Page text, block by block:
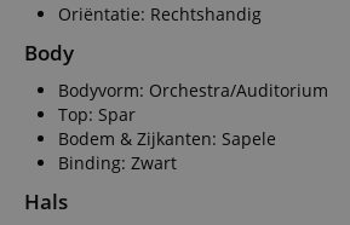
Oriëntatie: Rechtshandig
Body
Bodyvorm: Orchestra/Auditorium
Top: Spar
Bodem & Zijkanten: Sapele
Binding: Zwart
Hals